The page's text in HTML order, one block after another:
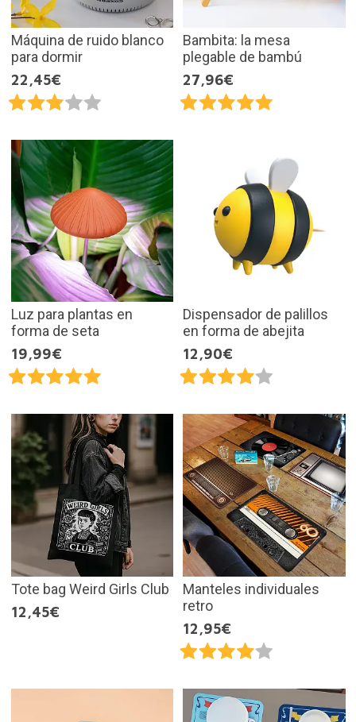
Máquina de ruido blanco
para dormir
22,45€
Bambita: la mesa
plegable de bambú
27,96€
Luz para plantas en
forma de seta
19,99€
Dispensador de palillos
en forma de abejita
12,90€
Tote bag Weird Girls Club
12,45€
Manteles individuales
retro
12,95€